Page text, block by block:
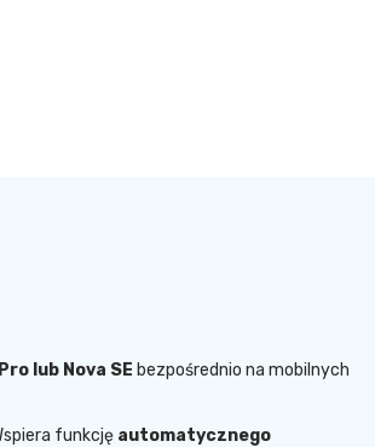
lub Nova SE bezpośrednio na mobilnych
funkcję automatycznego